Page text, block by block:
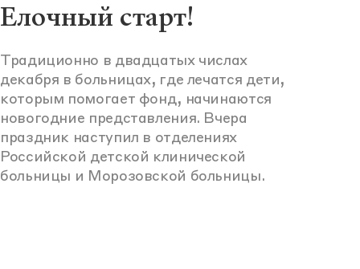
Елочный старт!
Традиционно в двадцатых числах
декабря в больницах, где лечатся дети,
которым помогает фонд, начинаются
новогодние представления. Вчера
праздник наступил в отделениях
Российской детской клинической
больницы и Морозовской больницы.